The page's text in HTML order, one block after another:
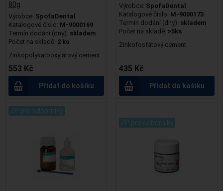
80g
Výrobce: SpofaDental
Katalogové číslo: M-9000169
Termín dodání (dny): skladem
Počet na skladě: 2 ks
Zinkopolykarboxylátový cement
553 Kč
Přidat do košíku
Výrobce: SpofaDental
Katalogové číslo: M-9000173
Termín dodání (dny): skladem
Počet na skladě: >5ks
Zinkofosfátový cement
435 Kč
Přidat do košíku
ZP pro odborníky
ZP pro odborníky